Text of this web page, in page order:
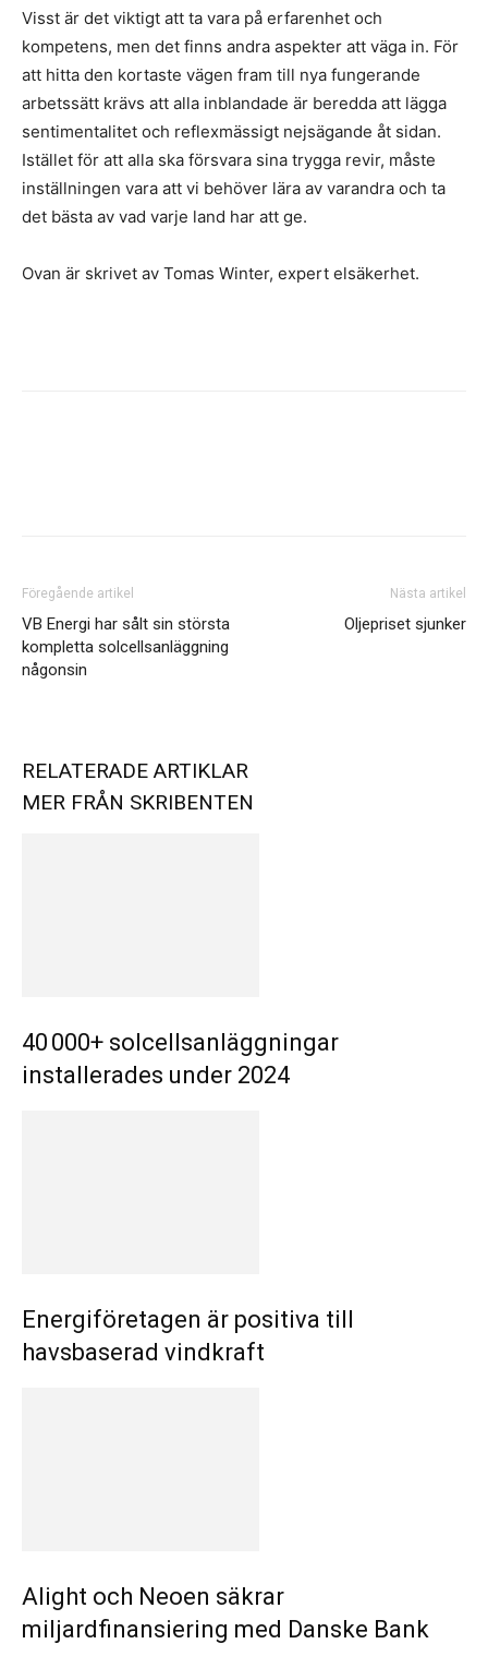
Visst är det viktigt att ta vara på erfarenhet och
kompetens, men det finns andra aspekter att väga in. För
att hitta den kortaste vägen fram till nya fungerande
arbetssätt krävs att alla inblandade är beredda att lägga
sentimentalitet och reflexmässigt nejsägande åt sidan.
Istället för att alla ska försvara sina trygga revir, måste
inställningen vara att vi behöver lära av varandra och ta
det bästa av vad varje land har att ge.
Ovan är skrivet av Tomas Winter, expert elsäkerhet.
Föregående artikel
VB Energi har sålt sin största
kompletta solcellsanläggning
någonsin
Nästa artikel
Oljepriset sjunker
RELATERADE ARTIKLAR
MER FRÅN SKRIBENTEN
40 000+ solcellsanläggningar
installerades under 2024
Energiföretagen är positiva till
havsbaserad vindkraft
Alight och Neoen säkrar
miljardfinansiering med Danske Bank